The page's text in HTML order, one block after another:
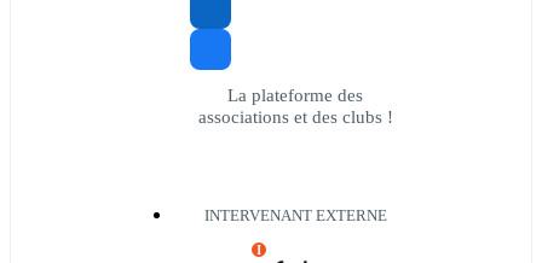
La plateforme des
associations et des clubs !
INTERVENANT EXTERNE
I